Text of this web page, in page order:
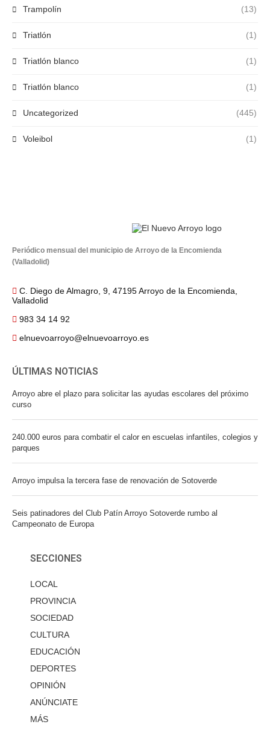
Trampolín (13)
Triatlón (1)
Triatlón blanco (1)
Triatlón blanco (1)
Uncategorized (445)
Voleibol (1)
Periódico mensual del municipio de Arroyo de la Encomienda
(Valladolid)
C. Diego de Almagro, 9, 47195 Arroyo de la Encomienda,
Valladolid
983 34 14 92
elnuevoarroyo@elnuevoarroyo.es
ÚLTIMAS NOTICIAS
Arroyo abre el plazo para solicitar las ayudas escolares del próximo
curso
240.000 euros para combatir el calor en escuelas infantiles, colegios y
parques
Arroyo impulsa la tercera fase de renovación de Sotoverde
Seis patinadores del Club Patín Arroyo Sotoverde rumbo al
Campeonato de Europa
SECCIONES
LOCAL
PROVINCIA
SOCIEDAD
CULTURA
EDUCACIÓN
DEPORTES
OPINIÓN
ANÚNCIATE
MÁS